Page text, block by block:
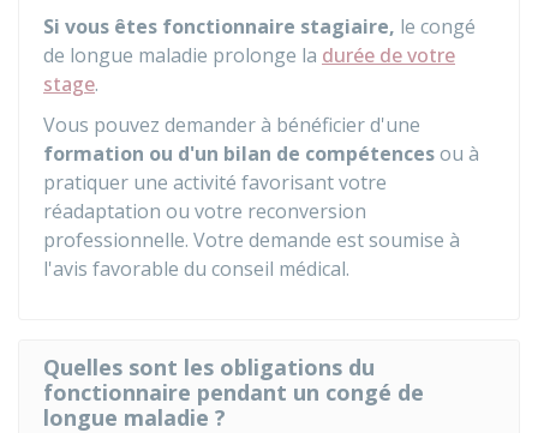
Si vous êtes fonctionnaire stagiaire, le congé
de longue maladie prolonge la durée de votre
stage.
Vous pouvez demander à bénéficier d'une
formation ou d'un bilan de compétencesou à
pratiquer une activité favorisant votre
réadaptation ou votre reconversion
professionnelle. Votre demande est soumise à
l'avis favorable du conseil médical.
Quelles sont les obligations du
fonctionnaire pendant un congé de
longue maladie ?